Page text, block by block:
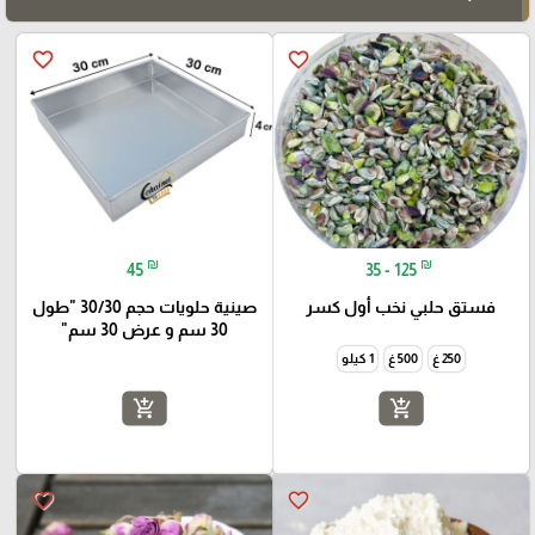
favorite_border
35 - 125 ₪
فستق حلبي نخب أول كسر
250 غ 500 غ 1 كيلو
add_shopping_cart
favorite_border
45 ₪
صينية حلويات حجم 30/30 "طول
30 سم و عرض 30 سم"
add_shopping_cart
favorite_border
favorite_border